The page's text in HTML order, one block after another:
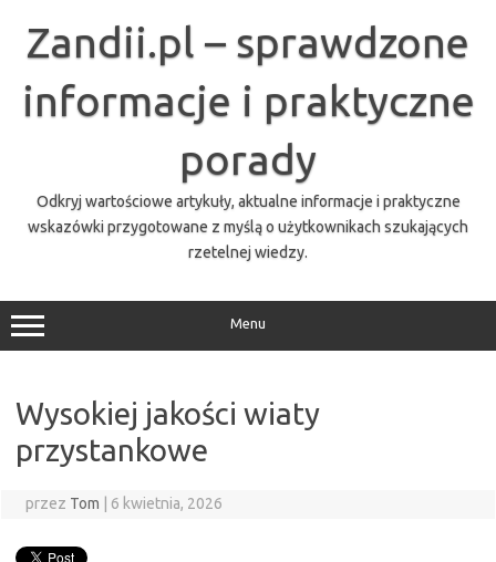
treściZandii.pl – sprawdzone
informacje i praktyczne
porady
Odkryj wartościowe artykuły, aktualne informacje i praktyczne
wskazówki przygotowane z myślą o użytkownikach szukających
rzetelnej wiedzy.
Menu
Wysokiej jakości wiaty
przystankowe
przez Tom 6 kwietnia, 2026